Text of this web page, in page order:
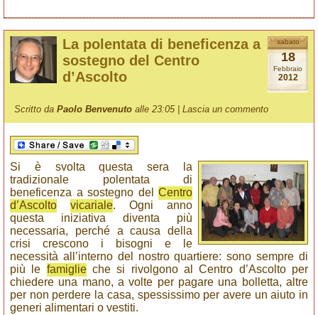
sabato
18
Febbraio
2012
La polentata di beneficenza a
sostegno del Centro
d’Ascolto
Scritto daPaolo Benvenuto alle 23:05 |Lascia un commento
Si è svolta questa sera la
tradizionale polentata di
beneficenza a sostegno del Centro
d’Ascolto
vicariale. Ogni anno
questa iniziativa diventa più
necessaria, perché a causa della
crisi crescono i bisogni e le
necessità all’interno del nostro quartiere: sono sempre di
più le famiglieche si rivolgono al Centro d’Ascolto per
chiedere una mano, a volte per pagare una bolletta, altre
per non perdere la casa, spessissimo per avere un aiuto in
generi alimentari o vestiti.